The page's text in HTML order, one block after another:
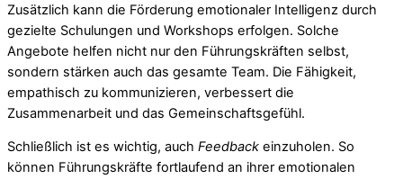
Zusätzlich kann die Förderung emotionaler Intelligenz durch
gezielte Schulungen und Workshops erfolgen. Solche
Angebote helfen nicht nur den Führungskräften selbst,
sondern stärken auch das gesamte Team. Die Fähigkeit,
empathisch zu kommunizieren, verbessert die
Zusammenarbeit und das Gemeinschaftsgefühl.
Schließlich ist es wichtig, auch Feedback einzuholen. So
können Führungskräfte fortlaufend an ihrer emotionalen